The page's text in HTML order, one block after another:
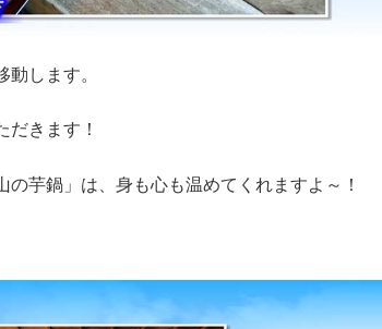
します。
だきます！
芋鍋」は、身も心も温めてくれますよ～！